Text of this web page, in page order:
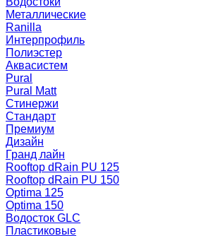
Металлические
Ranilla
Интерпрофиль
Полиэстер
Аквасистем
Pural
Pural Matt
Стинержи
Стандарт
Премиум
Дизайн
Гранд лайн
Rooftop dRain PU 125
Rooftop dRain PU 150
Optima 125
Optima 150
Водосток GLC
Пластиковые